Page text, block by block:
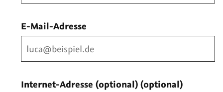
E-Mail-Adresse
Internet-Adresse (optional) (optional)